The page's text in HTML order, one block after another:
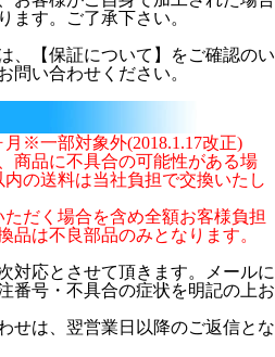
ます。ご了承下さい。
、【保証について】をご確認のい
問い合わせください。
※一部対象外(2018.1.17改正)
商品に不具合の可能性がある場
の送料は当社負担で交換いたし
だく場合を含め全額お客様負担
品は不良部品のみとなります。
対応とさせて頂きます。メールに
番号・不具合の症状を明記の上お
せは、翌営業日以降のご返信とな